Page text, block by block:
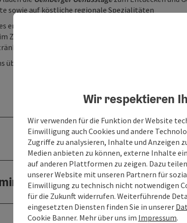
sowie auf köstliche regionale Spezialitäten
erlebnisreichen Wochenendes bildet der
Zelt hinter dem Gemeindeamt mit Frühschoppen
und beste Unterhaltung für Groß & Klein ist
Besucher aus Nah & Fern.
e
Wir respektieren
Wir verwenden für die Funktion der Website
Einwilligung auch Cookies und andere
Zugriffe zu analysieren, Inhalte und Anzeigen
Medien anbieten zu können, externe Inhalte
auf anderen Plattformen zu zeigen. Dazu
unserer Website mit unseren Partnern für
Einwilligung zu technisch nicht notwendigen
für die Zukunft widerrufen. Weiterführende
eingesetzten Diensten finden Sie in unserer
Cookie Banner. Mehr über uns im Impressum.